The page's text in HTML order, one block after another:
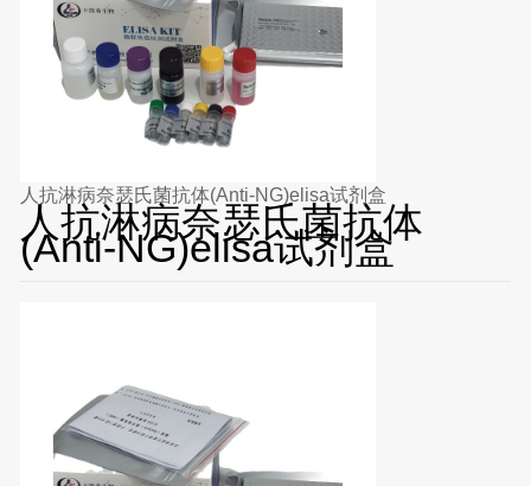
人抗淋病奈瑟氏菌抗体(Anti-NG)elisa试剂盒
人抗淋病奈瑟氏菌抗体
(Anti-NG)elisa试剂盒